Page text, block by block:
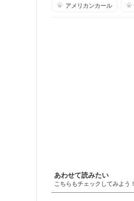
アメリカンカール
あわせて読みたい
こちらもチェックしてみよう！